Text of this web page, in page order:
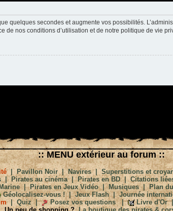
quelques secondes et augmente vos possibilités.
de nos conditions d’utilisation et de notre politique de vie
:: MENU extérieur au forum ::
|Pavillon Noir|Navires|Superstitions et
| Pirates au cinéma|Pirates en BD|Citations
|Pirates en Jeux Vidéo|Musiques|Plan
Géolocalisez-vous !|Jeux Flash|Journée
| Quiz| Posez vos questions| Livre d'Or